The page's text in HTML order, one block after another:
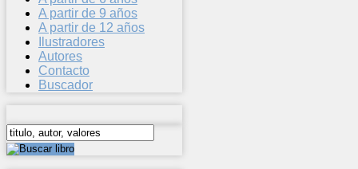
A partir de 9 años
A partir de 12 años
Ilustradores
Autores
Contacto
Buscador